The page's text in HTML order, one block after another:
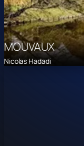
MOUVAUX
Nicolas Hadadi